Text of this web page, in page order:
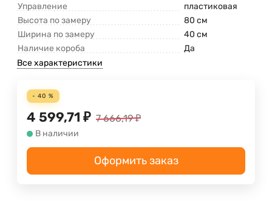
Управление
пластиковая
Высота по замеру
80 см
Ширина по замеру
40 см
Наличие короба
Да
Все характеристики
- 40 %
4 599,71 ₽ 7 666,19 ₽
В наличии
Оформить заказ